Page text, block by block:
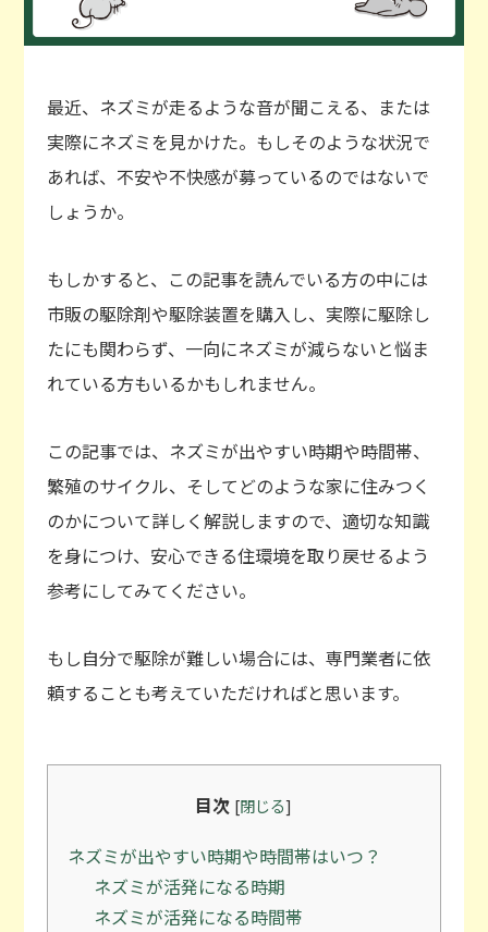
最近、ネズミが走るような音が聞こえる、または
実際にネズミを見かけた。もしそのような状況で
あれば、不安や不快感が募っているのではないで
しょうか。
もしかすると、この記事を読んでいる方の中には
市販の駆除剤や駆除装置を購入し、実際に駆除し
たにも関わらず、一向にネズミが減らないと悩ま
れている方もいるかもしれません。
この記事では、ネズミが出やすい時期や時間帯、
繁殖のサイクル、そしてどのような家に住みつく
のかについて詳しく解説しますので、適切な知識
を身につけ、安心できる住環境を取り戻せるよう
参考にしてみてください。
もし自分で駆除が難しい場合には、専門業者に依
頼することも考えていただければと思います。
目次 [閉じる]
ネズミが出やすい時期や時間帯はいつ？
ネズミが活発になる時期
ネズミが活発になる時間帯